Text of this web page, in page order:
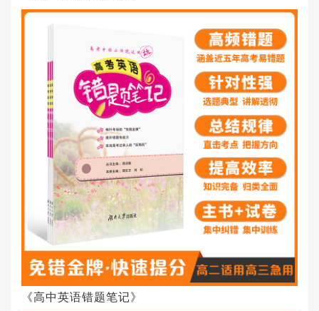
《高中英语错题笔记》